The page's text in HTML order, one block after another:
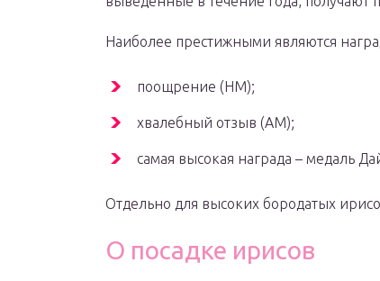
Наиболее престижными являются
поощрение (НМ);
хвалебный отзыв (АМ);
самая высокая награда – медаль
Отдельно для высоких бородатых
О посадке ирисов